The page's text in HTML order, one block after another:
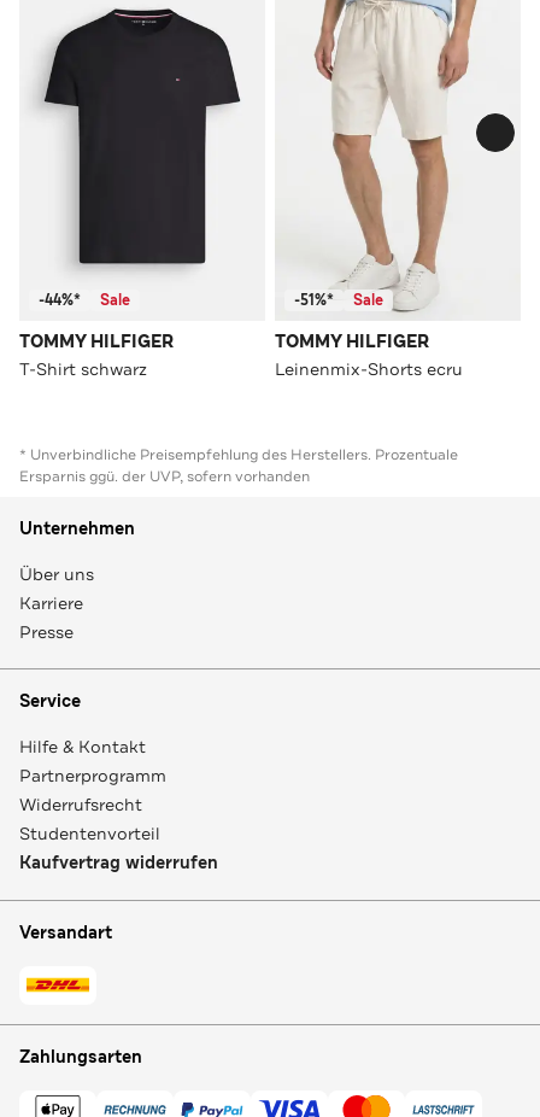
-44%* Sale
TOMMY HILFIGER
T-Shirt schwarz
-51%* Sale
TOMMY HILFIGER
Leinenmix-Shorts ecru
* Unverbindliche Preisempfehlung des Herstellers. Prozentuale
Ersparnis ggü. der UVP, sofern vorhanden
Unternehmen
Über uns
Karriere
Presse
Service
Hilfe & Kontakt
Partnerprogramm
Widerrufsrecht
Studentenvorteil
Kaufvertrag widerrufen
Versandart
Zahlungsarten